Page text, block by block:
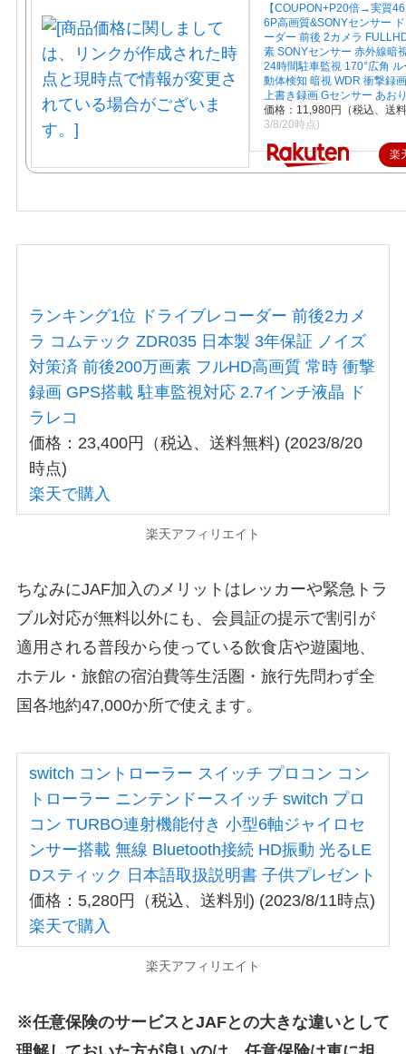
【COUPON+P20倍→実質
6P高画質&SONYセンサー
ーダー 前後 2カメラ
素 SONYセンサー 赤外線暗
24時間駐車監視 170°広角
動体検知 暗視 WDR 衝撃録
上書き録画 Gセンサー あお
価格：11,980円（税込、送
3/8/20時点)
楽
ランキング1位 ドライブレコーダー 前後2カメ
ラ コムテック ZDR035 日本製 3年保証 ノイズ
対策済 前後200万画素 フルHD高画質 常時 衝撃
録画 GPS搭載 駐車監視対応 2.7インチ液晶 ド
ラレコ
価格：23,400円（税込、送料無料) (2023/8/20
時点)
楽天で購入
楽天アフィリエイト
ちなみにJAF加入のメリットはレッカーや緊急トラ
ブル対応が無料以外にも、会員証の提示で割引が
適用される普段から使っている飲食店や遊園地、
ホテル・旅館の宿泊費等生活圏・旅行先問わず全
国各地約47,000か所で使えます。
switch コントローラー スイッチ プロコン コン
トローラー ニンテンドースイッチ switch プロ
コン TURBO連射機能付き 小型6軸ジャイロセ
ンサー搭載 無線 Bluetooth接続 HD振動 光るLE
Dスティック 日本語取扱説明書 子供プレゼント
価格：5,280円（税込、送料別) (2023/8/11時点)
楽天で購入
楽天アフィリエイト
※任意保険のサービスとJAFとの大きな違いとして